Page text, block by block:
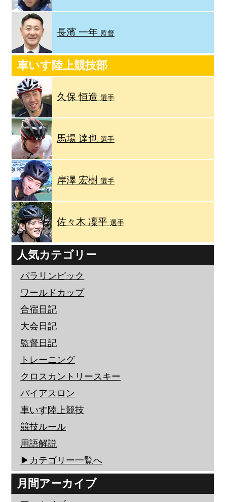
長濱 一年 監督
車いす陸上競技部
久保 恒造選手
馬場 達也 選手
岸澤 宏樹 選手
佐々木 凜平 選手
人気カテゴリー
パラリンピック
ワールドカップ
合宿日記
大会日記
監督日記
トレーニング
クロスカントリースキー
バイアスロン
車いす陸上競技
競技ルール
用語解説
▶︎カテゴリー一覧へ
月間アーカイブ